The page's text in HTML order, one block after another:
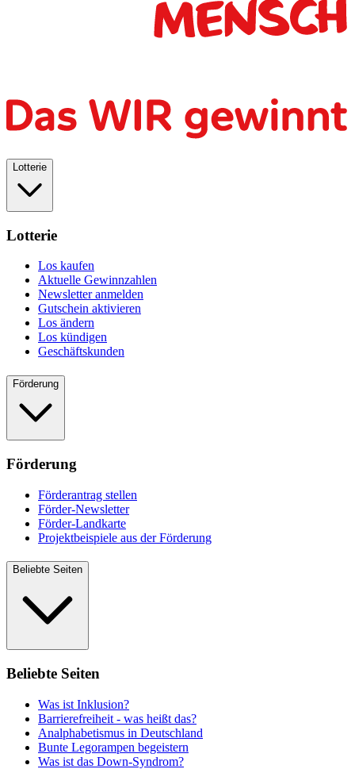
Lotterie
Lotterie
Los kaufen
Aktuelle Gewinnzahlen
Newsletter anmelden
Gutschein aktivieren
Los ändern
Los kündigen
Geschäftskunden
Förderung
Förderung
Förderantrag stellen
Förder-Newsletter
Förder-Landkarte
Projektbeispiele aus der Förderung
Beliebte Seiten
Beliebte Seiten
Was ist Inklusion?
Barrierefreiheit - was heißt das?
Analphabetismus in Deutschland
Bunte Legorampen begeistern
Was ist das Down-Syndrom?